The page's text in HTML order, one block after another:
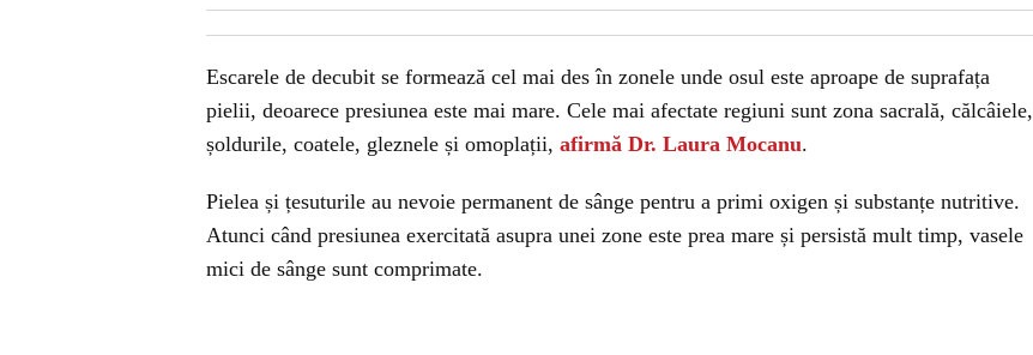
Escarele de decubit se formează cel mai des în zonele unde osul este aproape de suprafața
pielii, deoarece presiunea este mai mare. Cele mai afectate regiuni sunt zona sacrală, călcâiele,
șoldurile, coatele, gleznele și omoplații, afirmă Dr. Laura Mocanu.
Pielea și țesuturile au nevoie permanent de sânge pentru a primi oxigen și substanțe nutritive.
Atunci când presiunea exercitată asupra unei zone este prea mare și persistă mult timp, vasele
mici de sânge sunt comprimate.